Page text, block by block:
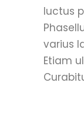
luctus
varius
Etiam